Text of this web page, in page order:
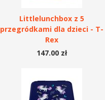
Littlelunchbox z 5
przegródkami dla dzieci - T-
Rex
147.00 zł